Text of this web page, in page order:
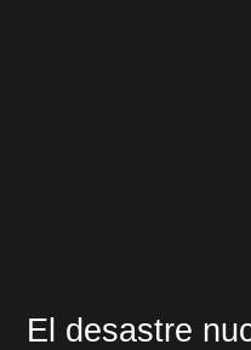
El desastre